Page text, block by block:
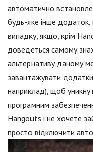
автоматично
будь-яке інше додаток,
випадку, якщо, крім
доведеться самому
альтернативу даному
завантажувати
наприклад), щоб
програмним
Hangouts і не хочете
просто відключити